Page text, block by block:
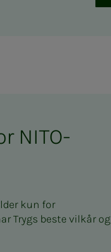
NITO-
kun for
Trygs beste vilkår og